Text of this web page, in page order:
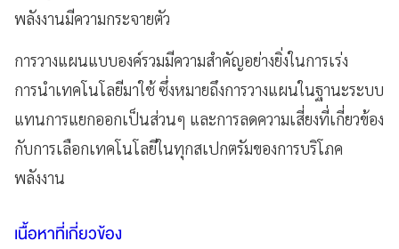
พลังงานมีความกระจายตัว
การวางแผนแบบองค์รวมมีความสำคัญอย่างยิ่งในการเร่ง
การนำเทคโนโลยีมาใช้ ซึ่งหมายถึงการวางแผนในฐานะระบบ
แทนการแยกออกเป็นส่วนๆ และการลดความเสี่ยงที่เกี่ยวข้อง
กับการเลือกเทคโนโลยีในทุกสเปกตรัมของการบริโภค
พลังงาน
เนื้อหาที่เกี่ยวข้อง